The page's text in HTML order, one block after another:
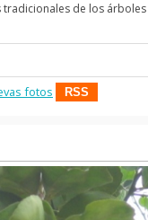
tradicionales de los
fotos RSS